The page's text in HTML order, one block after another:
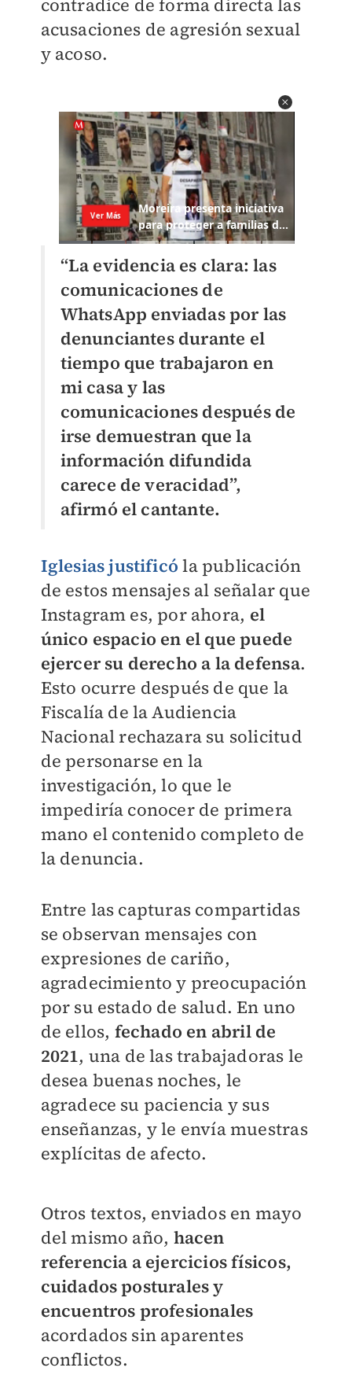
acusaciones de agresión sexual
y acoso.
“La evidencia es clara: las
comunicaciones de
WhatsApp enviadas por las
denunciantes durante el
tiempo que trabajaron en
mi casa y las
comunicaciones después de
irse demuestran que la
información difundida
carece de veracidad”,
afirmó el cantante.
Iglesias justificó la publicación
de estos mensajes al señalar que
Instagram es, por ahora, el
único espacio en el que puede
ejercer su derecho a la defensa.
Esto ocurre después de que la
Fiscalía de la Audiencia
Nacional rechazara su solicitud
de personarse en la
investigación, lo que le
impediría conocer de primera
mano el contenido completo de
la denuncia.
Entre las capturas compartidas
se observan mensajes con
expresiones de cariño,
agradecimiento y preocupación
por su estado de salud. En uno
de ellos, fechado en abril de
2021, una de las trabajadoras le
desea buenas noches, le
agradece su paciencia y sus
enseñanzas, y le envía muestras
explícitas de afecto.
Otros textos, enviados en mayo
del mismo año, hacen
referencia a ejercicios físicos,
cuidados posturales y
encuentros profesionales
acordados sin aparentes
conflictos.